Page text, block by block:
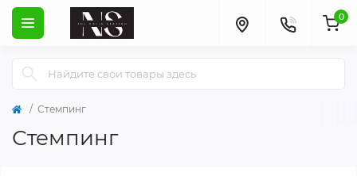
0
Стемпинг
Стемпинг